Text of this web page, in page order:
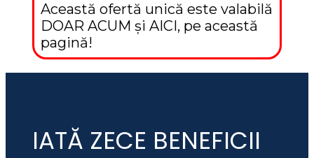
Această ofertă unică este valabilă
DOAR ACUM și AICI, pe această
pagină!
IATĂ ZECE BENEFICII